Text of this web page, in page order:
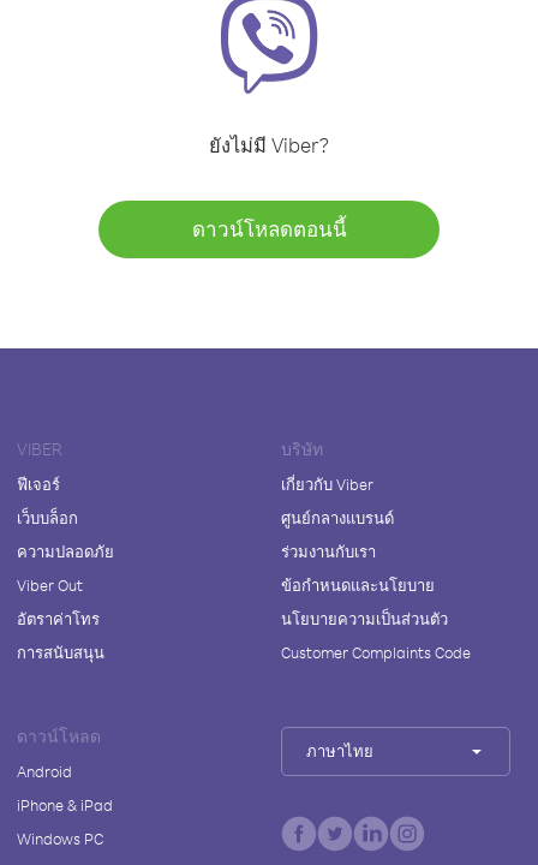
ยังไม่มี Viber?
ดาวน์โหลดตอนนี้
VIBER
ฟีเจอร์
เว็บบล็อก
ความปลอดภัย
Viber Out
อัตราค่าโทร
การสนับสนุน
บริษัท
เกี่ยวกับ Viber
ศูนย์กลางแบรนด์
ร่วมงานกับเรา
ข้อกำหนดและนโยบาย
นโยบายความเป็นส่วนตัว
Customer Complaints Code
ดาวน์โหลด
Android
iPhone & iPad
Windows PC
ภาษาไทย